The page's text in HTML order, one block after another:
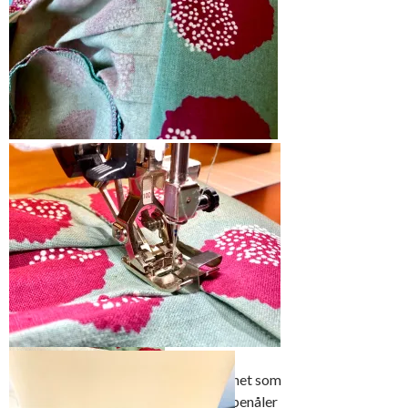
For at linningen skal
holde formen så har
jeg presset på en tynn
vlieseline
Sy til glidelåsen og fest uten at du syr
over tennene
Press linningen på vrangen
Fold den dobbelt og
press sømmonn samt
foldelinje
sømguiden følge kanten av sømmonnet som
du presset inn. Jeg brukte ikke knappenåler